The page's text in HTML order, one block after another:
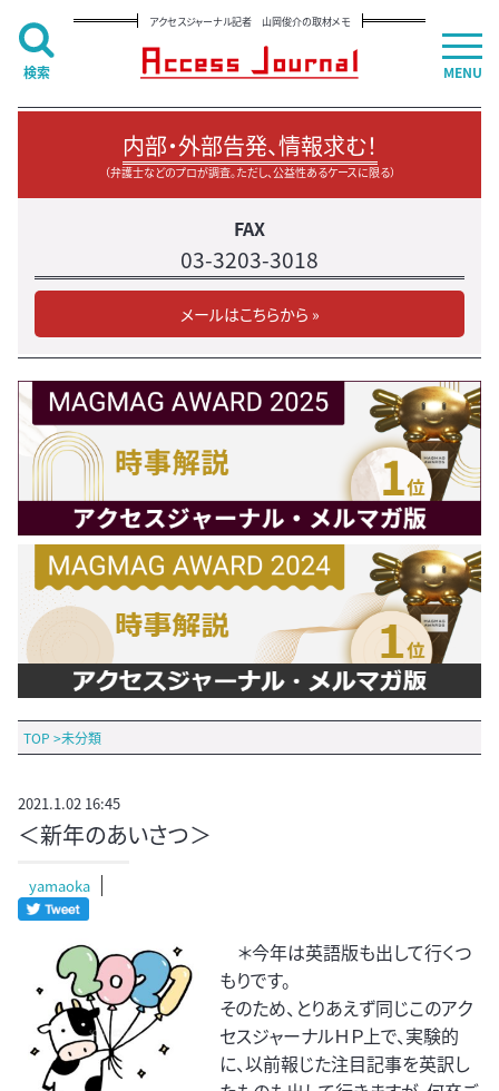
アクセスジャーナル記者 山岡俊介の取材メモ
内部・外部告発、情報求む！
（弁護士などのプロが調査。ただし、公益性あるケースに限る）
FAX
03-3203-3018
メールはこちらから »
TOP >未分類
2021.1.02 16:45
＜新年のあいさつ＞
yamaoka
＊今年は英語版も出して行くつ
もりです。
そのため、とりあえず同じこのアク
セスジャーナルＨＰ上で、実験的
に、以前報じた注目記事を英訳し
MENU
検索